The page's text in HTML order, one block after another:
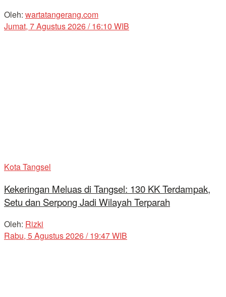
Oleh: wartatangerang.com
Jumat, 7 Agustus 2026 / 16:10 WIB
Kota Tangsel
Kekeringan Meluas di Tangsel: 130 KK Terdampak,
Setu dan Serpong Jadi Wilayah Terparah
Oleh: Rizki
Rabu, 5 Agustus 2026 / 19:47 WIB